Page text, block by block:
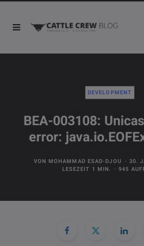
DEVELOPMENT
BEA-003108:
error:
VON MOHAMMAD ESAD-DJOU
30.
LESEZEIT 1 MIN.
945